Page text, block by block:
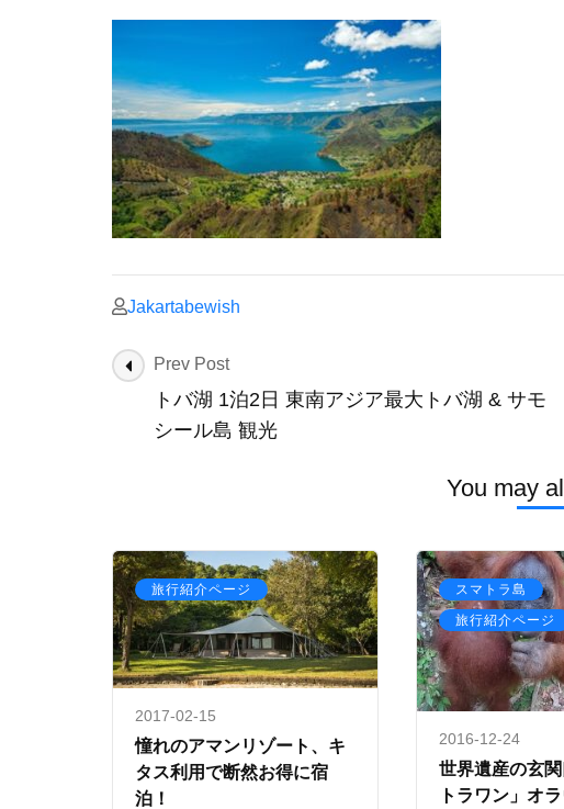
Jakartabewish
Post
Navigation
Prev Post
トバ湖 1泊2日 東南アジア最大トバ湖 & サモ
シール島 観光
You may
旅行紹介ページ
2017-02-15
憧れのアマンリゾート、キ
タス利用で断然お得に宿
泊！
スマトラ島 ,
旅行紹介ページ
2016-12-24
世界遺産の玄
トラワン」オ